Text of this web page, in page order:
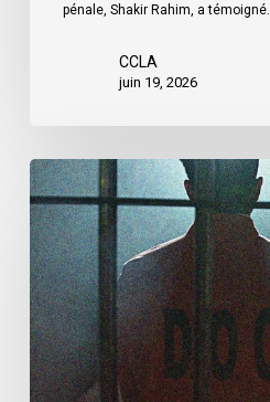
pénale, Shakir Rahim, a témoigné…
CCLA
juin 19, 2026
Remarques
de
l’ACLC
sur
le
projet
de
loi